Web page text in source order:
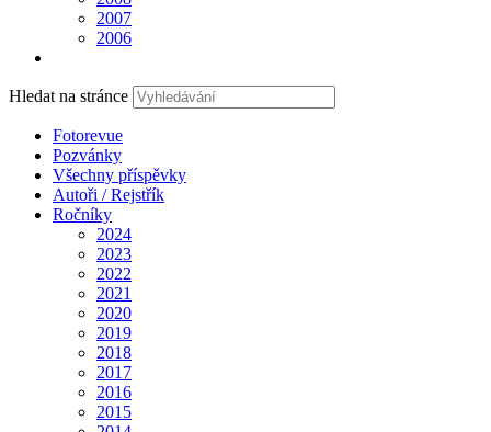
2007
2006
Hledat na stránce
Fotorevue
Pozvánky
Všechny příspěvky
Autoři / Rejstřík
Ročníky
2024
2023
2022
2021
2020
2019
2018
2017
2016
2015